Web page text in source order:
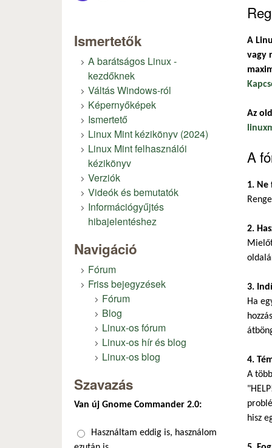
A
vagy
Az
A
1. Ne
2.
3.
Ha
4.
A
hisz
Ismertetők
A barátságos Linux -
kezdőknek
Váltás Windows-ról
Képernyőképek
Ismertető
Linux Mint kézikönyv (2024)
Linux Mint felhasználói
kézikönyv
Verziók
Videók és bemutatók
Információgyűjtés
hibajelentéshez
Navigáció
Fórum
Friss bejegyzések
Fórum
Blog
Linux-os fórum
Linux-os hír és blog
Linux-os blog
Szavazás
Van új Gnome Commander 2.0:
Választások
Használtam eddig is, használom